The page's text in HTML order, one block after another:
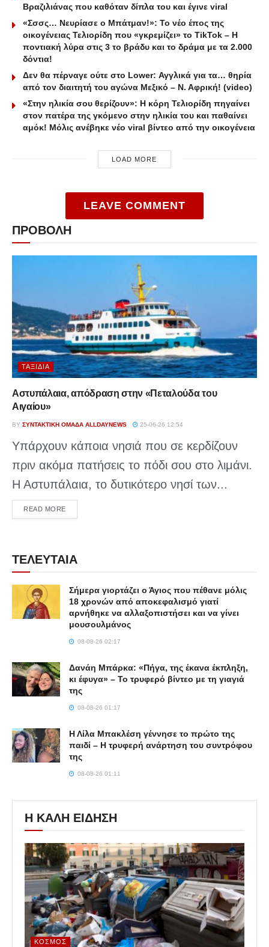
Βραζιλιάνας που καθόταν δίπλα του και έγινε viral
«Σσσς… Νευρίασε ο Μπάτμαν!»: Το νέο έπος της
οικογένειας Τελιορίδη που «γκρεμίζει» το TikTok – Η
ποντιακή λύρα στις 3 το βράδυ και το δράμα με τα 2.000
δόντια!
Δεν θα πέρναγε ούτε στο Lower: Αγγλικά για τα… θηρία
από τον διαιτητή του αγώνα Μεξικό – Ν. Αφρική! (video)
«Στην ηλικία σου θερίζουν»: Η κόρη Τελιορίδη πηγαίνει
στον πατέρα της γκόμενο στην ηλικία του και παθαίνει
αμόκ! Μόλις ανέβηκε νέο viral βίντεο από την οικογένεια
LOAD MORE
LEAVE COMMENT
ΠΡΟΒΟΛΗ
ΤΑΞΊΔΙΑ
Αστυπάλαια, απόδραση στην «Πεταλούδα του
Αιγαίου»
BY ΣΥΝΤΑΚΤΙΚΉ ΟΜΆΔΑ ALLDAYNEWS 25-06-26 12:54
Υπάρχουν κάποια νησιά που σε κερδίζουν
πριν ακόμα πατήσεις το πόδι σου στο λιμάνι.
Η Αστυπάλαια, το δυτικότερο νησί των...
READ MOREDETAILS
ΤΕΛΕΥΤΑΙΑ
Σήμερα γιορτάζει ο Άγιος που πέθανε μόλις
18 χρονών από αποκεφαλισμό γιατί
αρνήθηκε να αλλαξοπιστήσει και να γίνει
μουσουλμάνος
08-08-26 02:17
Δανάη Μπάρκα: «Πήγα, της έκανα έκπληξη,
κι έφυγα» – Το τρυφερό βίντεο με τη γιαγιά
της
08-08-26 01:17
Η Λίλα Μπακλέση γέννησε το πρώτο της
παιδί – Η τρυφερή ανάρτηση του συντρόφου
της
08-08-26 01:11
Η ΚΑΛΗ ΕΙΔΗΣΗ
ΚΌΣΜΟΣ